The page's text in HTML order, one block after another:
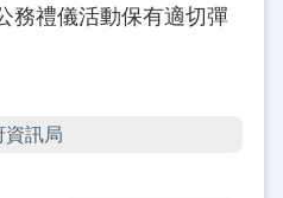
務禮儀活動保有適切彈
訊局